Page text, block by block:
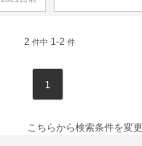
2 件中 1-2 件
1
こちらから検索条件を変